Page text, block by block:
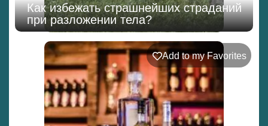
Как избежать страшнейших страданий
при разложении тела?
Add to my Favorites